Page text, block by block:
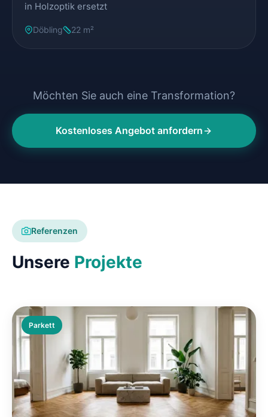
in Holzoptik ersetzt
Döbling 22 m²
Möchten Sie auch eine Transformation?
Kostenloses Angebot anfordern
Referenzen
Unsere Projekte
Parkett